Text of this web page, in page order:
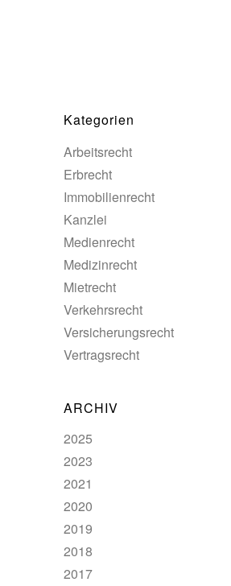
Kategorien
Arbeitsrecht
Erbrecht
Immobilienrecht
Kanzlei
Medienrecht
Medizinrecht
Mietrecht
Verkehrsrecht
Versicherungsrecht
Vertragsrecht
ARCHIV
2025
2023
2021
2020
2019
2018
2017